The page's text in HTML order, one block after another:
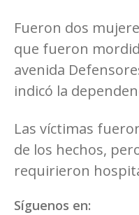
Fueron dos
que fueron
avenida
indicó la
Las víctimas
de los hechos,
requirieron
Síguenos en: